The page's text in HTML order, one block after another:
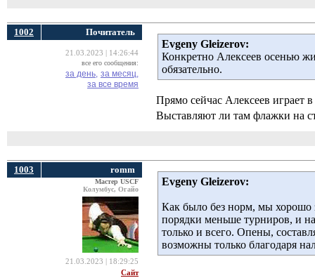
1002 Почитатель
21.03.2023 | 14:26:44
все его сообщения:
за день, за месяц,
за все время
Evgeny Gleizerov:
Конкретно Алексеев осенью
обязательно.
Прямо сейчас Алексеев играет
Выставляют ли там флажки на
1003 romm
Мастер USCF
Колумбус, Огайо
21.03.2023 | 18:29:25
Сайт
Evgeny Gleizerov:
Как было без норм, мы хорошо
порядки меньше турниров, и
только и всего. Опены,
возможны только благодаря